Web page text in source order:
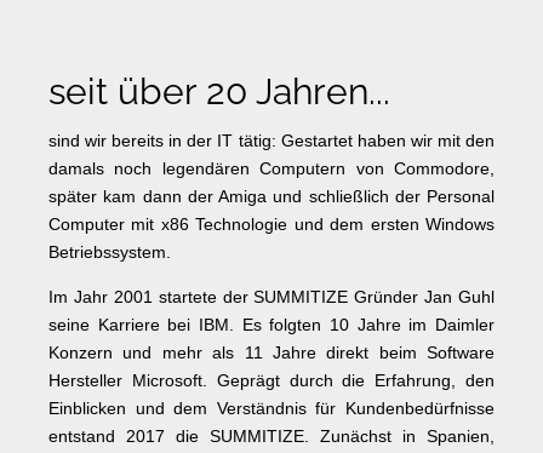
seit über 20 Jahren...
sind wir bereits in der IT tätig: Gestartet haben wir mit den
damals noch legendären Computern von Commodore,
später kam dann der Amiga und schließlich der Personal
Computer mit x86 Technologie und dem ersten Windows
Betriebssystem.
Im Jahr 2001 startete der SUMMITIZE Gründer Jan Guhl
seine Karriere bei IBM. Es folgten 10 Jahre im Daimler
Konzern und mehr als 11 Jahre direkt beim Software
Hersteller Microsoft. Geprägt durch die Erfahrung, den
Einblicken und dem Verständnis für Kundenbedürfnisse
entstand 2017 die SUMMITIZE. Zunächst in Spanien,